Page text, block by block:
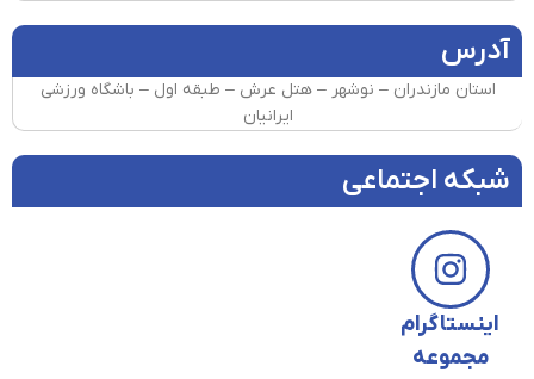
آدرس
استان مازندران – نوشهر – هتل عرش – طبقه اول – باشگاه ورزشی
ایرانیان
شبکه اجتماعی
اینستاگرام
مجموعه